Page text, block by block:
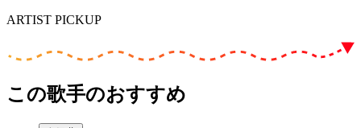
ARTIST PICKUP
この歌手のおすすめ